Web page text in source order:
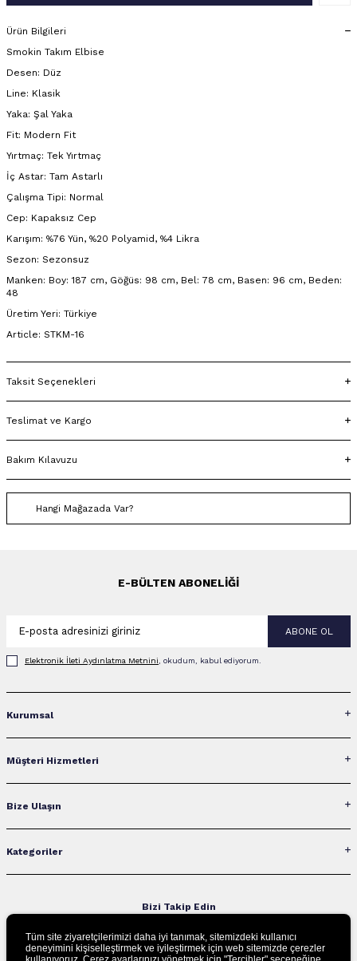
Ürün Bilgileri
Smokin Takım Elbise
Desen: Düz
Line: Klasik
Yaka: Şal Yaka
Fit: Modern Fit
Yırtmaç: Tek Yırtmaç
İç Astar: Tam Astarlı
Çalışma Tipi: Normal
Cep: Kapaksız Cep
Karışım: %76 Yün, %20 Polyamid, %4 Likra
Sezon: Sezonsuz
Manken: Boy: 187 cm, Göğüs: 98 cm, Bel: 78 cm, Basen: 96 cm, Beden:
48
Üretim Yeri: Türkiye
Article: STKM-16
Taksit Seçenekleri
Teslimat ve Kargo
Bakım Kılavuzu
Hangi Mağazada Var?
E-BÜLTEN ABONELIĞI
ABONE OL
Elektronik İleti Aydınlatma Metni‌ni , okudum, kabul ediyorum.
Kurumsal
Müşteri Hizmetleri
Bize Ulaşın
Kategoriler
Bizi Takip Edin
Tüm site ziyaretçilerimizi daha iyi tanımak, sitemizdeki kullanıcı
deneyimini kişiselleştirmek ve iyileştirmek için web sitemizde çerezler